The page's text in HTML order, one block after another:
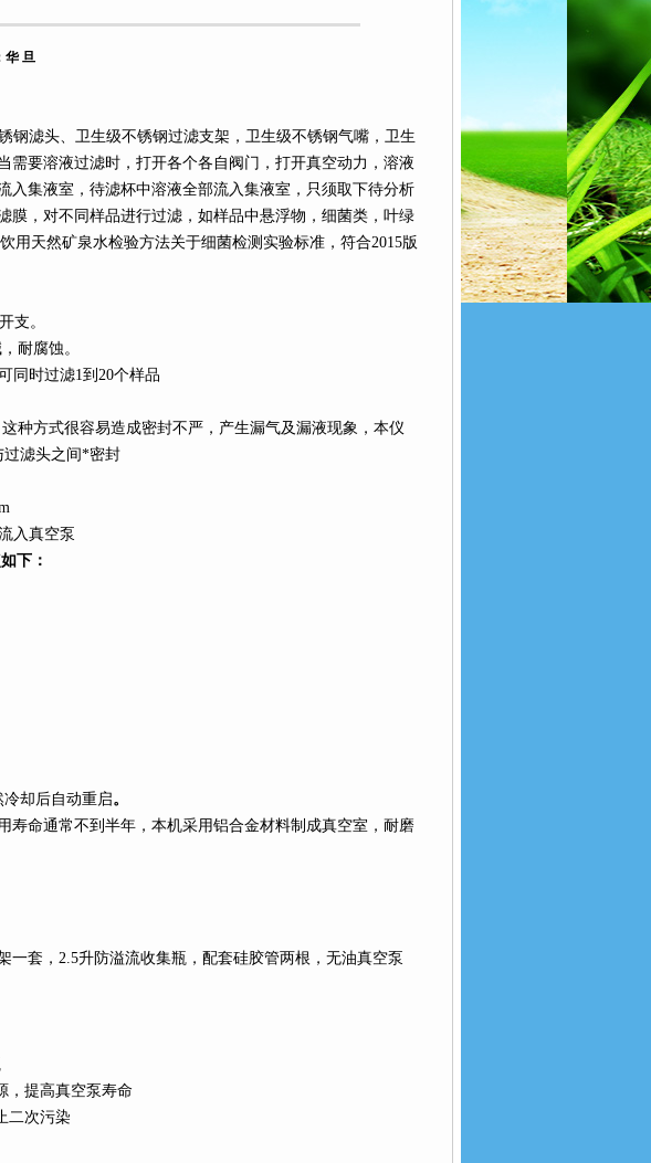
华 旦
钢滤头、卫生级不锈钢过滤支架，卫生级不锈钢气嘴，卫生
要溶液过滤时，打开各个各自阀门，打开真空动力，溶液
入集液室，待滤杯中溶液全部流入集液室，只须取下待分析
膜，对不同样品进行过滤，如样品中悬浮物，细菌类，叶绿
用天然矿泉水检验方法关于细菌检测实验标准，符合2015版
支。
耐腐蚀。
同时过滤1到20个样品
种方式很容易造成密封不严，产生漏气及漏液现象，本仪
过滤头之间*密封
入真空泵
下：
却后自动重启。
寿命通常不到半年，本机采用铝合金材料制成真空室，耐磨
一套， 2.5升防溢流收集瓶，配套硅胶管两根，无油真空泵
，提高真空泵寿命
二次污染